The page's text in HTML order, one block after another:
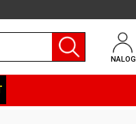
NALOG